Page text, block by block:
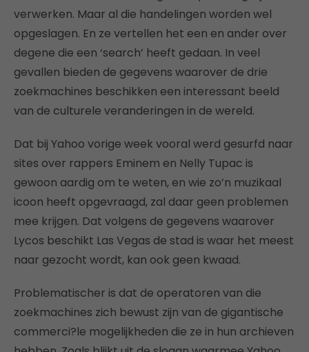
verwerken. Maar al die handelingen worden wel
opgeslagen. En ze vertellen het een en ander over
degene die een ‘search’ heeft gedaan. In veel
gevallen bieden de gegevens waarover de drie
zoekmachines beschikken een interessant beeld
van de culturele veranderingen in de wereld.
Dat bij Yahoo vorige week vooral werd gesurfd naar
sites over rappers Eminem en Nelly Tupac is
gewoon aardig om te weten, en wie zo’n muzikaal
icoon heeft opgevraagd, zal daar geen problemen
mee krijgen. Dat volgens de gegevens waarover
Lycos beschikt Las Vegas de stad is waar het meest
naar gezocht wordt, kan ook geen kwaad.
Problematischer is dat de operatoren van die
zoekmachines zich bewust zijn van de gigantische
commerci?le mogelijkheden die ze in hun archieven